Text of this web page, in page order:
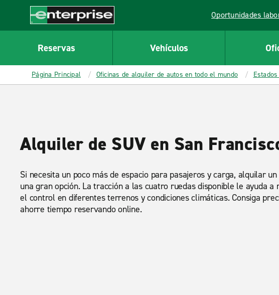
CONTENT
Enterprise
Oportunidades
Link opens in a new
Reservas Vehículos
Página Principal Oficinas de alquiler de autos en todo el mundo
Alquiler de SUV en San
Si necesita un poco más de espacio para pasajeros y carga, alquilar
una gran opción. La tracción a las cuatro ruedas disponible le ayuda a
el control en diferentes terrenos y condiciones climáticas. Consiga
ahorre tiempo reservando online.